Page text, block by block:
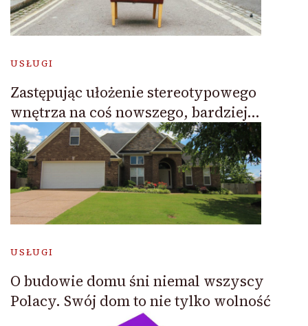
USŁUGI
Zastępując ułożenie stereotypowego
wnętrza na coś nowszego, bardziej…
USŁUGI
O budowie domu śni niemal wszyscy
Polacy. Swój dom to nie tylko wolność